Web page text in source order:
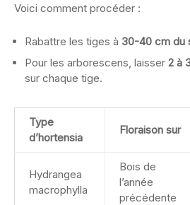
Voici comment procéder :
Rabattre les tiges à 30-40 cm du
Pour les arborescens, laisser 2 à
sur chaque tige.
Type
d’hortensia
Floraison sur
Hydrangea
macrophylla
Bois de
l’année
précédente